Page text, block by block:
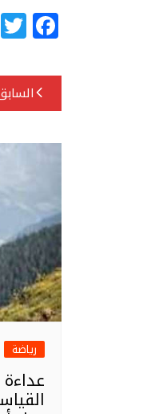
F
a
c
e
o
o
k
تصفّح
رياضة